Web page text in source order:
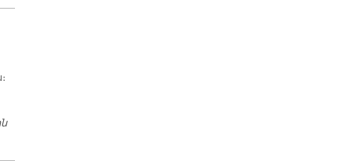
ԲԱՐԵՍԻՐՏ ԴԵՂԱԳՈՐԾԸ